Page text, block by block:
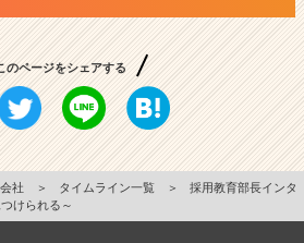
のページをシェアする
社 ＞ タイムライン一覧 ＞
採用教育部長インタ
けられる～